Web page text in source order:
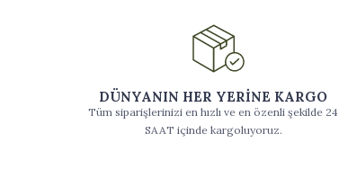
DÜNYANIN HER YERİNE KARGO
Tüm siparişlerinizi en hızlı ve en özenli şekilde 24
SAAT içinde kargoluyoruz.